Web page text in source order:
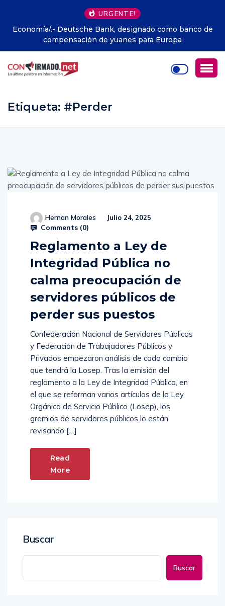
URGENTE!
banco de
Cuando la tierra tiembla: terremotos que
América Latina
Etiqueta: #Perder
Hernan Morales Julio 24, 2025
Comments (0)
Reglamento a Ley de
Integridad Pública no
calma preocupación de
servidores públicos de
perder sus puestos
Confederación Nacional de Servidores Públicos
y Federación de Trabajadores Públicos y
Privados empezaron análisis de cada cambio
que tendrá la Losep. Tras la emisión del
reglamento a la Ley de Integridad Pública, en
el que se reforman varios artículos de la Ley
Orgánica de Servicio Público (Losep), los
gremios de servidores públicos lo están
revisando […]
Read
More
Buscar
Buscar